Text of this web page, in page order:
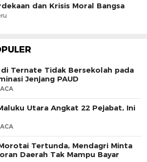
dan Krisis Moral Bangsa
di Ternate Tidak Bersekolah pada
Jenjang PAUD
Utara Angkat 22 Pejabat, Ini
Tertunda, Mendagri Minta
Daerah Tak Mampu Bayar